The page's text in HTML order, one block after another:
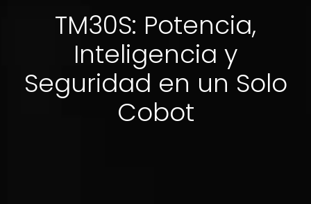
TM30S: Potencia,
Inteligencia y
Seguridad en un Solo
Cobot